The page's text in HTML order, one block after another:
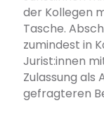
der Kollegen
Tasche.
zumindest in
Jurist:innen
Zulassung als
gefragteren